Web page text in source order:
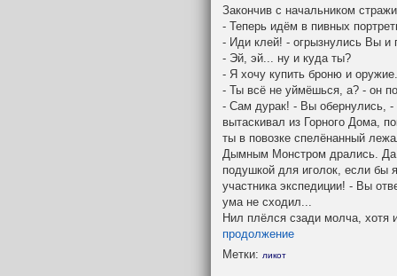
Закончив с начальником
- Теперь идём в пивных
- Иди клей! - огрызнулись Вы и
- Эй, эй... ну и куда ты?
- Я хочу купить броню и оружие.
- Ты всё не уймёшься, а? - он
- Сам дурак! - Вы обернулись, -
вытаскивал из Горного Дома,
ты в повозке спелёнанный
Дымным Монстром дрались. Да
подушкой для иголок, если бы
участника экспедиции! - Вы
ума не сходил...
Нил плёлся сзади молча, хотя
продолжение
Метки: ликот